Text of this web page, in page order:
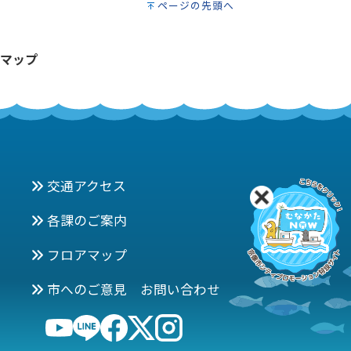
ページの先頭へ
ップ
交通アクセス
各課のご案内
フロアマップ
市へのご意見 お問い合わせ